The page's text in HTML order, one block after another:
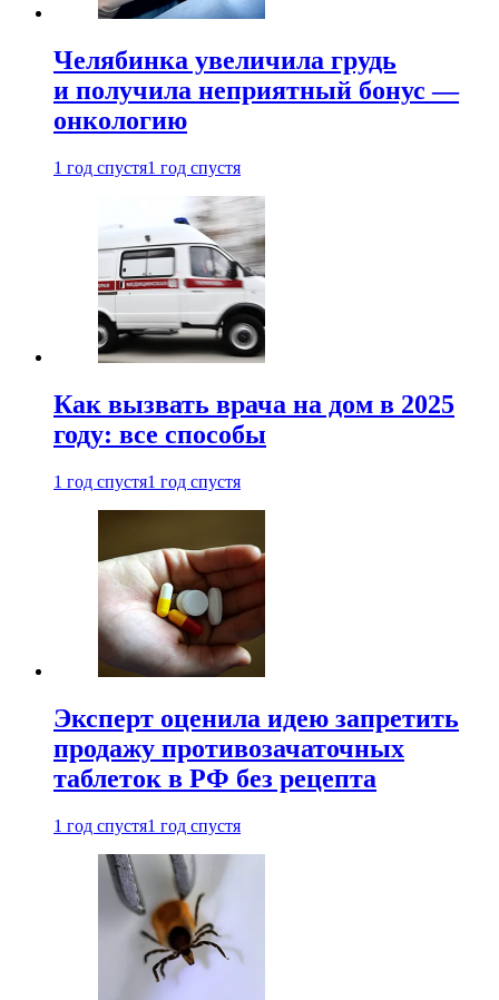
Челябинка увеличила грудь
и получила неприятный бонус —
онкологию
1 год спустя1 год спустя
Как вызвать врача на дом в 2025
году: все способы
1 год спустя1 год спустя
Эксперт оценила идею запретить
продажу противозачаточных
таблеток в РФ без рецепта
1 год спустя1 год спустя